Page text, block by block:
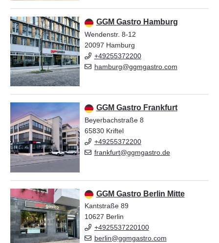
GGM Gastro Hamburg
Wendenstr. 8-12
20097 Hamburg
+49255372200
hamburg@ggmgastro.com
GGM Gastro Frankfurt
Beyerbachstraße 8
65830 Kriftel
+49255372200
frankfurt@ggmgastro.de
GGM Gastro Berlin Mitte
Kantstraße 89
10627 Berlin
+4925537220100
berlin@ggmgastro.com